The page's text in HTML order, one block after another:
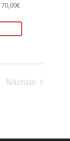
Nächste